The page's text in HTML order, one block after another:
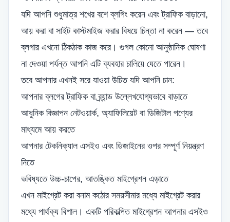
যদি আপনি শুধুমাত্র শখের বশে ব্লগিং করেন এবং ট্রাফিক বাড়ানো,
আয় করা বা সাইট কাস্টমাইজ করার বিষয়ে চিন্তা না করেন — তবে
ব্লগার এখনো ঠিকঠাক কাজ করে। গুগল কোনো আনুষ্ঠানিক ঘোষণা
না দেওয়া পর্যন্ত আপনি এটি ব্যবহার চালিয়ে যেতে পারেন।
তবে আপনার এখনই সরে যাওয়া উচিত যদি আপনি চান:
আপনার ব্লগের ট্রাফিক বা ব্র্যান্ড উল্লেখযোগ্যভাবে বাড়াতে
আধুনিক বিজ্ঞাপন নেটওয়ার্ক, অ্যাফিলিয়েট বা ডিজিটাল পণ্যের
মাধ্যমে আয় করতে
আপনার টেকনিক্যাল এসইও এবং ডিজাইনের ওপর সম্পূর্ণ নিয়ন্ত্রণ
নিতে
ভবিষ্যতে উচ্চ-চাপের, আতঙ্কিত মাইগ্রেশন এড়াতে
এখন মাইগ্রেট করা বনাম কঠোর সময়সীমার মধ্যে মাইগ্রেট করার
মধ্যে পার্থক্য বিশাল। একটি পরিকল্পিত মাইগ্রেশন আপনার এসইও